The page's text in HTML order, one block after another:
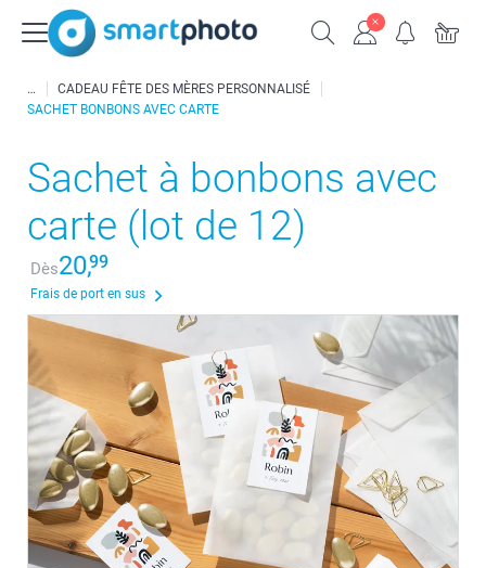
CADEAU FÊTE DES MÈRES PERSONNALISÉ
SACHET BONBONS AVEC CARTE
Sachet à bonbons avec
carte (lot de 12)
Dès20,99
Frais de port en sus